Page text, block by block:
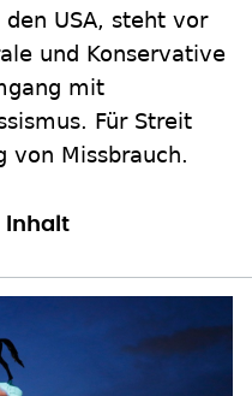
USA, steht vor
und Konservative
mit
Für Streit
von Missbrauch.
Inhalt